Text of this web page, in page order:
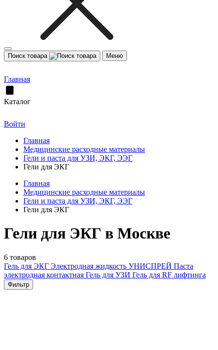
Поиск товара Меню
Главная
Каталог
Войти
Главная
Медицинские расходные материалы
Гели и паста для УЗИ, ЭКГ, ЭЭГ
Гели для ЭКГ
Главная
Медицинские расходные материалы
Гели и паста для УЗИ, ЭКГ, ЭЭГ
Гели для ЭКГ
Гели для ЭКГ в Москве
6 товаров
Гель для ЭКГ Электродная жидкость УНИСПРЕЙ Паста
электродная контактная Гель для УЗИ Гель для RF лифтинга
Фильтр